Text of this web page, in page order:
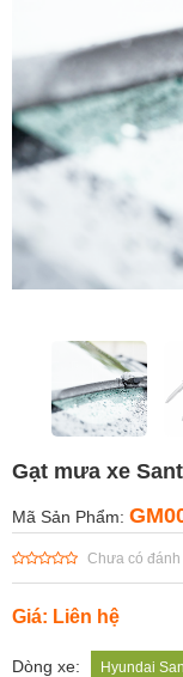
Gạt mưa xe
Mã Sản Phẩm:
Chưa có
Giá: Liên hệ
Dòng xe: Hyundai